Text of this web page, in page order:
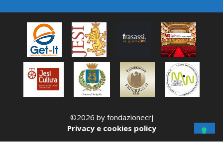
©2026 by fondazionecrj
Privacy e cookies policy